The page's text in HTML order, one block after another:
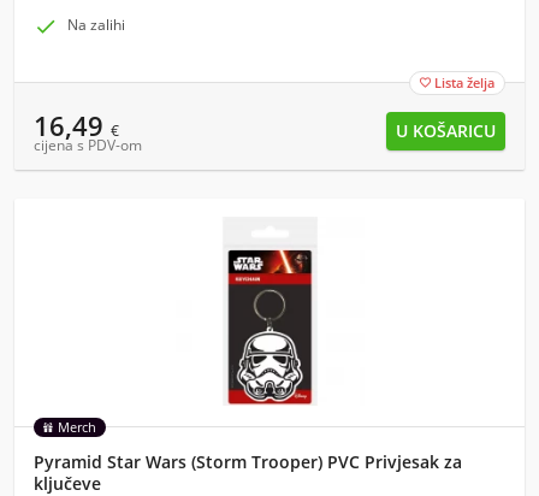
 Na zalihi
 Lista želja
16,49 €
cijena s PDV-om
Merch
Pyramid Star Wars (Storm Trooper) PVC Privjesak za
ključeve